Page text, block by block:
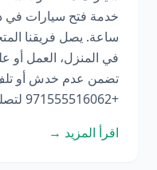
ساعة. يصل فريقنا
في المنزل، العمل أو
تضمن عدم خدش أو
+971555516062 لتصلك […]
اقرأ المزيد →